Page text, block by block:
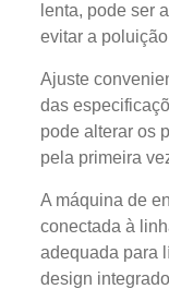
lenta, pode ser
evitar a
Ajuste
das
pode alterar os
pela primeira
A máquina de
conectada à
adequada para
design